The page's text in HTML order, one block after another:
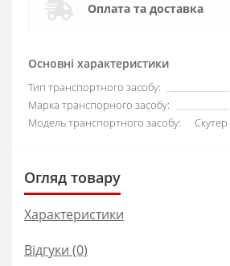
Основні характеристики
Тип транспортного засобу:
Марка транспорного засобу:
Модель транспортного засобу:
Скутер
Оплата та доставка
Огляд товару
Характеристики
Відгуки (0)